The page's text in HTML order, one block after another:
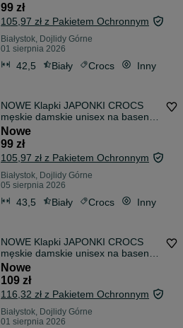
99 zł
105,97 zł z Pakietem Ochronnym
Białystok, Dojlidy Górne
01 sierpnia 2026
42,5 Biały Crocs Inny
NOWE Klapki JAPONKI CROCS
męskie damskie unisex na basen
BIAŁE R 43/44
Nowe
99 zł
105,97 zł z Pakietem Ochronnym
Białystok, Dojlidy Górne
05 sierpnia 2026
43,5 Biały Crocs Inny
NOWE Klapki JAPONKI CROCS
męskie damskie unisex na basen
BIAŁE R 46/47
Nowe
109 zł
116,32 zł z Pakietem Ochronnym
Białystok, Dojlidy Górne
01 sierpnia 2026